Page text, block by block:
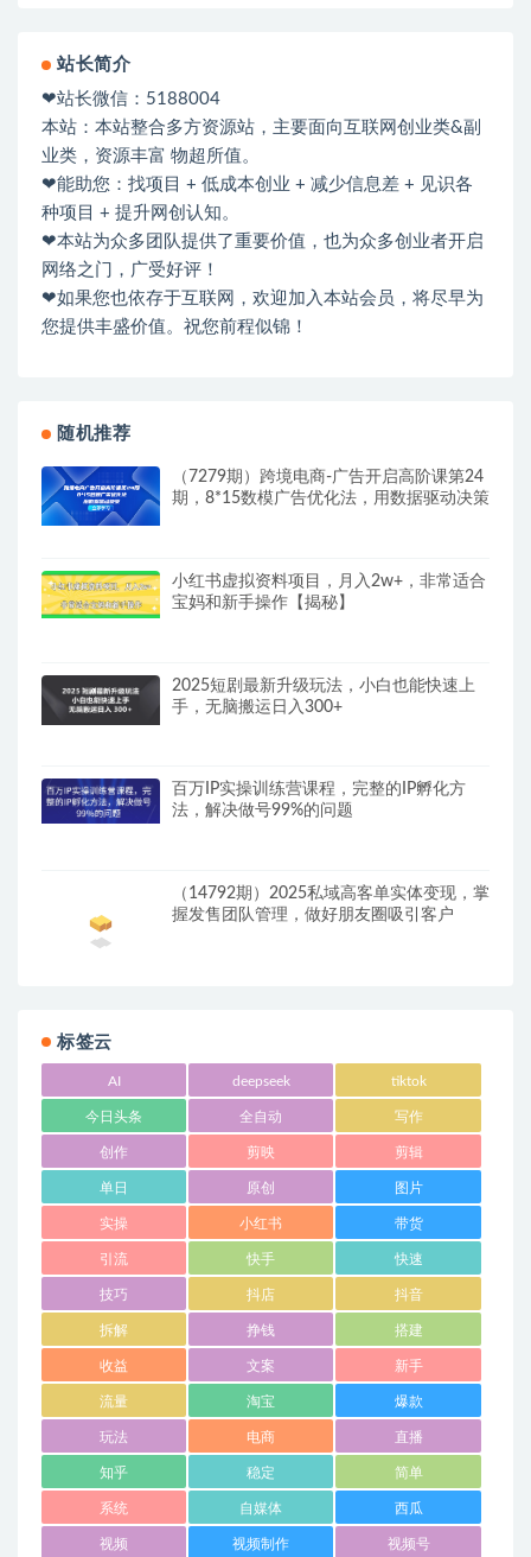
站长简介
❤站长微信：5188004
本站：本站整合多方资源站，主要面向互联网创业类&副
业类，资源丰富 物超所值。
❤能助您：找项目 + 低成本创业 + 减少信息差 + 见识各
种项目 + 提升网创认知。
❤本站为众多团队提供了重要价值，也为众多创业者开启
网络之门，广受好评！
❤如果您也依存于互联网，欢迎加入本站会员，将尽早为
您提供丰盛价值。祝您前程似锦！
随机推荐
（7279期）跨境电商-广告开启高阶课第24
期，8*15数模广告优化法，用数据驱动决策
小红书虚拟资料项目，月入2w+，非常适合
宝妈和新手操作【揭秘】
2025短剧最新升级玩法，小白也能快速上
手，无脑搬运日入300+
百万IP实操训练营课程，完整的IP孵化方
法，解决做号99%的问题
（14792期）2025私域高客单实体变现，掌
握发售团队管理，做好朋友圈吸引客户
标签云
AI deepseek tiktok
今日头条 全自动 写作
创作 剪映 剪辑
单日 原创 图片
实操 小红书 带货
引流 快手 快速
技巧 抖店 抖音
拆解 挣钱 搭建
收益 文案 新手
流量 淘宝 爆款
玩法 电商 直播
知乎 稳定 简单
系统 自媒体 西瓜
视频 视频制作 视频号